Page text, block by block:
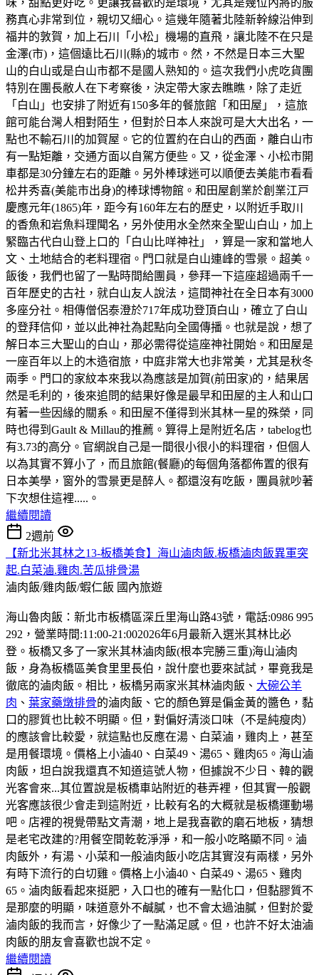
務真心非常到位，親切又細心。這幾年隨著北陸新幹線沿伸到
福井的敦賀，加上石川「小松」機場的直飛，讓北陸不在只是
金澤(市)，這個遠比石川(縣)的城市。然，不然是日本三大聖
山的白山或是白山市都不是國人熟知的。這次我們小虎吃貨團
特別在團長敝人在下考察後，決定帶大家去瞧瞧，除了走近
「白山」也安排了附近有150多年的餐旅館「和田屋」，這旅
館可能台灣人相對陌生，但對於日本人來說可是大大出名，一
點也不輸石川的加賀屋。它的位置約在白山的西面，離白山市
有一點矩離，交通方面以自駕方便些。又，從金澤、小松市開
車都是30分鐘左右的距離。另外棒球迷可以順便去美能市看看
松井秀喜(美能市出身)的棒球博物館。和田屋創業於創業江戸
慶應元年(1865)年，距今有160年左右的歷史，以附近手取川
的香魚和岩魚料理聞名，另外使用水全然來全聖山白山，加上
緊臨古代白山登上口的「白山比咩神社」，算是一家和當地人
文、土地結合的老料理宿。門口就是白山連峰的雪景。超美。
飯後，我們也留了一點時間給團員，參拜一下這座超過兩千一
百年歷史的古社，就白山友人說法，這間神社在全日本有3000
多座分社。相傳僧侶泰澄於717年成功登頂白山，確立了白山
的登拜信仰，並以此神社為起點向全國傳播。也就是說，想了
解日本三大聖山的白山，那必需得從這座神社開始。和田屋是
一座百年以上的木造宿旅，中庭非常大也非常美，尤其是秋冬
兩季。門口的家紋本來我以為應該是加賀(前田家)的，結果居
然是毛利的，後來追問的結果好像是最早和田屋的主人和山口
有著一些因緣的關系。和田屋不僅得到米其林一星的殊榮，同
時也得到Gault & Millau的推薦。算得上是附近名店，tabelog也
有3.73的高分。官網說自己是一間很小很小的料理宿，但個人
以為其實不算小了，而且旅館(餐廳)的每個角落都佈置的很有
日本美學，窗外的雪景更是醉人。都還沒有吃飯，團員就吵著
下次想住這裡.....。
繼續閱讀
2週前
【新北米其林之13-板橋美食】海山滷肉飯.板橋滷肉飯異軍突
起.白菜滷.雞肉.苦瓜排骨湯
滷肉飯/雞肉飯/蝦仁飯 國內旅遊
海山魯肉飯：新北市板橋區深丘里海山路43號，電話:0986 995
292，營業時間:11:00-21:002026年6月最新入選米其林比必
登。板橋又多了一家米其林滷肉飯(根本完勝三重)海山滷肉
飯，身為板橋區美食里里長伯，說什麼也要來試試，畢竟我是
徹底的滷肉飯。相比，板橋另兩家米其林滷肉飯、 大碗公羊
肉 、 葉家藥燉排骨的滷肉飯、它的顏色算是偏金黃的醬色，黏
口的膠質也比較不明顯。但，對偏好清淡口味（不是純瘦肉）
的應該會比較愛，就這點也反應在湯、白菜滷，雞肉上，甚至
是用餐環境。價格上小滷40、白菜49、湯65、雞肉65。海山滷
肉飯，坦白說我還真不知道這號人物，但據說不少日、韓的觀
光客會來...其位置說是板橋車站附近的巷弄裡，但其實一般觀
光客應該很少會走到這附近，比較有名的大概就是板橋運動場
吧。店裡的視覺帶點文青潮，地上是我喜歡的磨石地板，猜想
是老宅改建的?用餐空間乾乾淨淨，和一般小吃略顯不同。滷
肉飯外，有湯、小菜和一般滷肉飯小吃店其實沒有兩樣，另外
有時下流行的白切雞。價格上小滷40、白菜49、湯65、雞肉
65。滷肉飯看起來挺肥，入口也的確有一點化口，但黏膠質不
是那麼的明顯，味道意外不鹹膩，也不會太過油膩，但對於愛
滷肉飯的我而言，好像少了一點滿足感。但，也許不好太油滷
肉飯的朋友會喜歡也說不定。
繼續閱讀